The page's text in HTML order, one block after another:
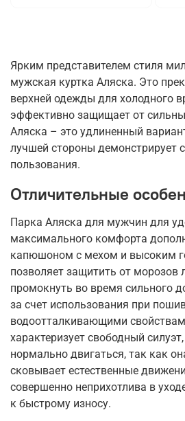
Ярким представителем стиля
мужская куртка Аляска. Это
верхней одежды для холодного
эффективно защищает от
Аляска – это удлиненный
лучшей стороны демонстрирует
пользования.
Отличительные
Парка Аляска для мужчин для
максимального комфорта
капюшоном с мехом и высоким
позволяет защитить от морозов
промокнуть во время сильного
за счет использования при
водоотталкивающими
характеризует свободный
нормально двигаться, так как
сковывает естественные
совершенно неприхотлива в
к быстрому износу.